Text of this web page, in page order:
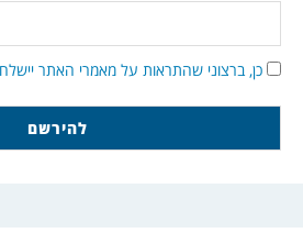
כן, ברצוני שהתראות על מאמרי האתר